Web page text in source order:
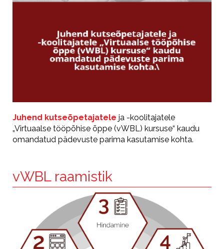
Juhend kutseõpetajatele ja -koolitajatele
„Virtuaalse tööpõhise õppe (vWBL) kursuse“ kaudu
omandatud pädevuste parima kasutamise kohta.
vWBL raamistik